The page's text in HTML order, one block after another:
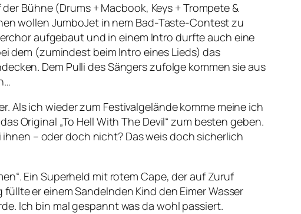
Bühne (Drums + Macbook, Keys + Trompete &
wollen JumboJet in nem Bad-Taste-Contest zu
aufgebaut und in einem Intro durfte auch eine
dem (zumindest beim Intro eines Lieds) das
Dem Pulli des Sängers zufolge kommen sie aus
Als ich wieder zum Festivalgelände komme meine ich
Original „To Hell With The Devil“ zum besten geben.
– oder doch nicht? Das weis doch sicherlich
Ein Superheld mit rotem Cape, der auf Zuruf
er einem Sandelnden Kind den Eimer Wasser
Ich bin mal gespannt was da wohl passiert.